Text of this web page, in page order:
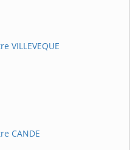
VILLEVEQUE
CANDE